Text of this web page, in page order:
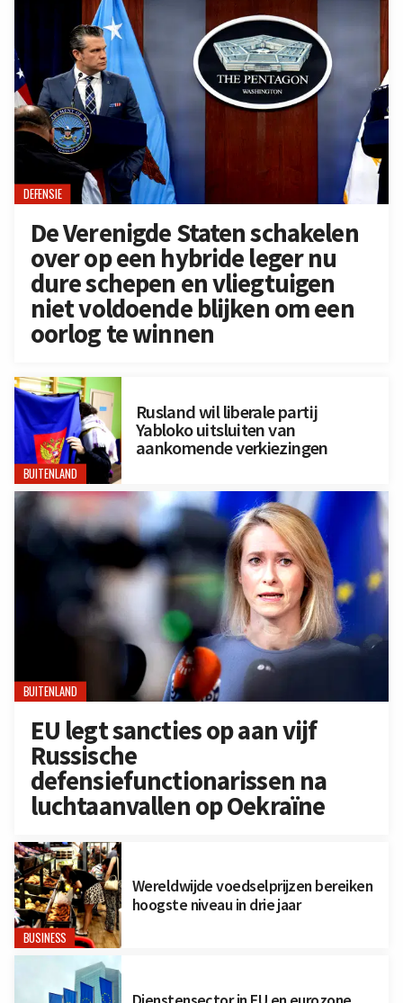
DEFENSIE
De Verenigde Staten schakelen
over op een hybride leger nu
dure schepen en vliegtuigen
niet voldoende blijken om een
oorlog te winnen
BUITENLAND
Rusland wil liberale partij
Yabloko uitsluiten van
aankomende verkiezingen
BUITENLAND
EU legt sancties op aan vijf
Russische
defensiefunctionarissen na
luchtaanvallen op Oekraïne
BUSINESS
Wereldwijde voedselprijzen bereiken
hoogste niveau in drie jaar